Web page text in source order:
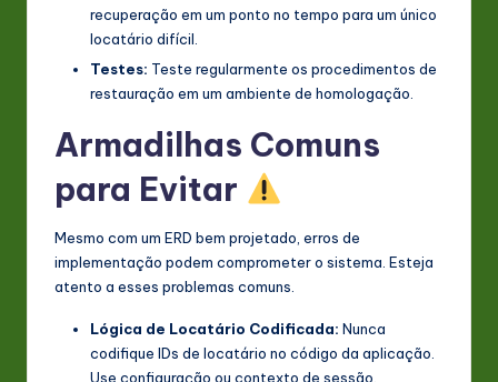
recuperação em um ponto no tempo para um único
locatário difícil.
Testes: Teste regularmente os procedimentos de
restauração em um ambiente de homologação.
Armadilhas Comuns
para Evitar
Mesmo com um ERD bem projetado, erros de
implementação podem comprometer o sistema. Esteja
atento a esses problemas comuns.
Lógica de Locatário Codificada: Nunca
codifique IDs de locatário no código da aplicação.
Use configuração ou contexto de sessão.